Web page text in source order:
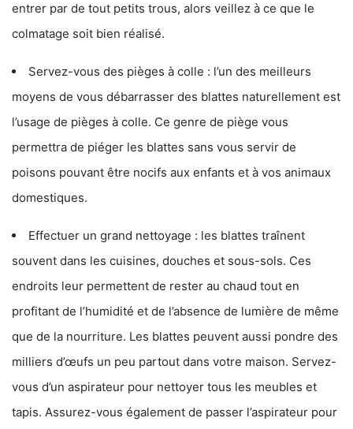
entrer par de tout petits trous, alors veillez à ce que le
colmatage soit bien réalisé.
Servez-vous des pièges à colle : l’un des meilleurs
moyens de vous débarrasser des blattes naturellement est
l’usage de pièges à colle. Ce genre de piège vous
permettra de piéger les blattes sans vous servir de
poisons pouvant être nocifs aux enfants et à vos animaux
domestiques.
Effectuer un grand nettoyage : les blattes traînent
souvent dans les cuisines, douches et sous-sols. Ces
endroits leur permettent de rester au chaud tout en
profitant de l’humidité et de l’absence de lumière de même
que de la nourriture. Les blattes peuvent aussi pondre des
milliers d’œufs un peu partout dans votre maison. Servez-
vous d’un aspirateur pour nettoyer tous les meubles et
tapis. Assurez-vous également de passer l’aspirateur pour